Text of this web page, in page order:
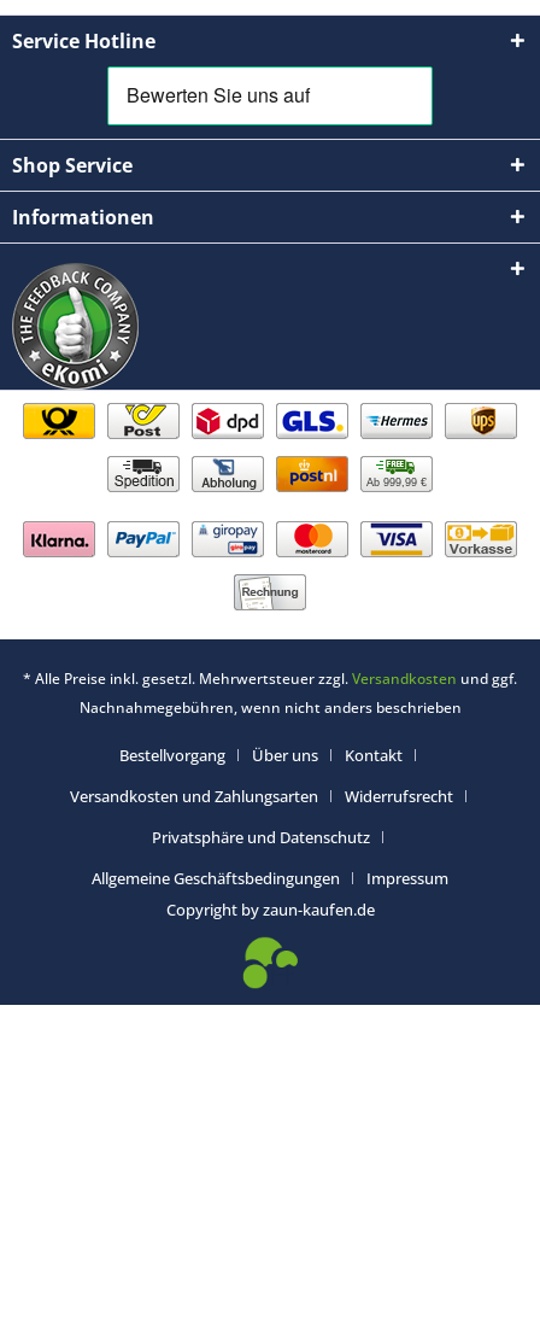
Service Hotline
Shop Service
Informationen
Ab 999,99 €
* Alle Preise inkl. gesetzl. Mehrwertsteuer zzgl.Versandkosten und ggf.
Nachnahmegebühren, wenn nicht anders beschrieben
Bestellvorgang Über uns
Kontakt
Versandkosten und Zahlungsarten
Widerrufsrecht
Privatsphäre und Datenschutz
Allgemeine Geschäftsbedingungen
Impressum
Copyright by zaun-kaufen.de